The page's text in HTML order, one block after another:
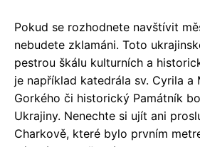
Pokud se rozhodnete navštívit
nebudete zklamáni. Toto
pestrou škálu kulturních a
je například katedrála sv. Cyrila a
Gorkého či historický Památník
Ukrajiny. Nenechte si ujít ani
Charkově, které bylo prvním